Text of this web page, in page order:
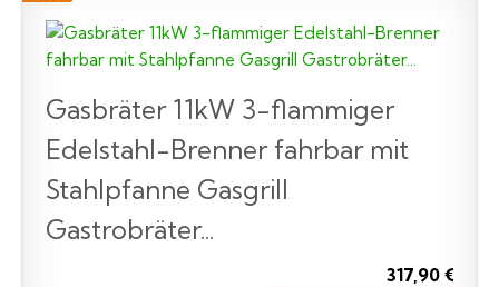
Gasbräter 11kW 3-flammiger
Edelstahl-Brenner fahrbar mit
Stahlpfanne Gasgrill
Gastrobräter...
317,90 €